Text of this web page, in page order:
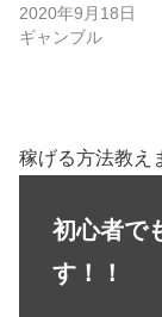
2020年9月18日
ギャンブル
稼げる方法教え
初心者で
す！！